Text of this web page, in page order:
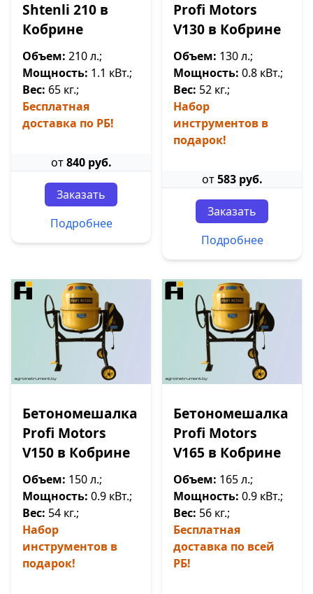
Shtenli 210 в
Кобрине
Объем: 210 л.;
Мощность: 1.1 кВт.;
Вес: 65 кг.;
Бесплатная
доставка по РБ!
от840 руб.
Заказать
Подробнее
Profi Motors
V130 в Кобрине
Объем: 130 л.;
Мощность: 0.8 кВт.;
Вес: 52 кг.;
Набор
инструментов в
подарок!
от583 руб.
Заказать
Подробнее
Бетономешалка
Profi Motors
V150 в Кобрине
Объем: 150 л.;
Мощность: 0.9 кВт.;
Вес: 54 кг.;
Набор
инструментов в
подарок!
Бетономешалка
Profi Motors
V165 в Кобрине
Объем: 165 л.;
Мощность: 0.9 кВт.;
Вес: 56 кг.;
Бесплатная
доставка по всей
РБ!